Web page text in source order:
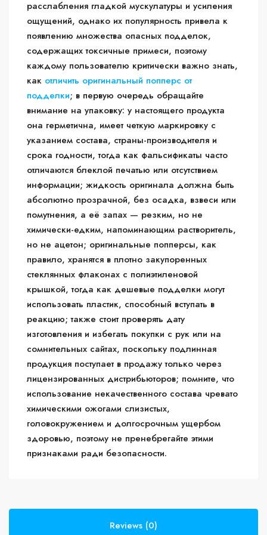
расслабления гладкой мускулатуры и усиления
ощущений, однако их популярность привела к
появлению множества опасных подделок,
содержащих токсичные примеси, поэтому
каждому пользователю критически важно знать,
как отличить оригинальный попперс от
подделки; в первую очередь обращайте
внимание на упаковку: у настоящего продукта
она герметична, имеет четкую маркировку с
указанием состава, страны-производителя и
срока годности, тогда как фальсификаты часто
отличаются блеклой печатью или отсутствием
информации; жидкость оригинала должна быть
абсолютно прозрачной, без осадка, взвеси или
помутнения, а её запах — резким, но не
химически-едким, напоминающим растворитель,
но не ацетон; оригинальные попперсы, как
правило, хранятся в плотно закупоренных
стеклянных флаконах с полиэтиленовой
крышкой, тогда как дешевые подделки могут
использовать пластик, способный вступать в
реакцию; также стоит проверять дату
изготовления и избегать покупки с рук или на
сомнительных сайтах, поскольку подлинная
продукция поступает в продажу только через
лицензированных дистрибьюторов; помните, что
использование некачественного состава чревато
химическими ожогами слизистых,
головокружением и долгосрочным ущербом
здоровью, поэтому не пренебрегайте этими
признаками ради безопасности.
Reviews (0)